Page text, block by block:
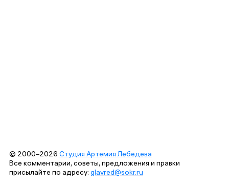
© 2000–2026 Студия Артемия Лебедева
Все комментарии, советы, предложения и правки
присылайте по адресу: glavred@sokr.ru